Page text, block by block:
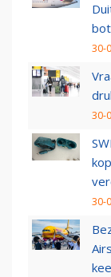
bot
30-
30-
30-